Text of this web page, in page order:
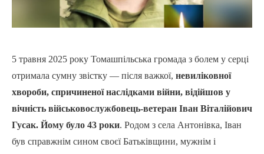
5 травня 2025 року Томашпільська громада з болем у серці
отримала сумну звістку — після важкої, невиліковної
хвороби, спричиненої наслідками війни, відійшов у
вічність військовослужбовець-ветеран Іван Віталійович
Гусак. Йому було 43 роки. Родом з села Антонівка, Іван
був справжнім сином своєї Батьківщини, мужнім і